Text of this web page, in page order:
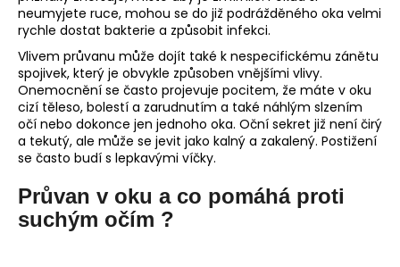
neumyjete ruce, mohou se do již podrážděného oka velmi
rychle dostat bakterie a způsobit infekci.
Vlivem průvanu může dojít také k nespecifickému zánětu
spojivek, který je obvykle způsoben vnějšími vlivy.
Onemocnění se často projevuje pocitem, že máte v oku
cizí těleso, bolestí a zarudnutím a také náhlým slzením
očí nebo dokonce jen jednoho oka. Oční sekret již není čirý
a tekutý, ale může se jevit jako kalný a zakalený. Postižení
se často budí s lepkavými víčky.
Průvan v oku a co pomáhá proti
suchým očím ?